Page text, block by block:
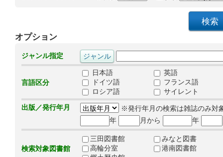
オプション
ジャンル指定
言語区分
日本語
英語
ドイツ語
フランス語
ロシア語
サイレント
出版／発行年月
※発行年月の検索は雑誌のみ対
年
月から 年
検索対象図書館
三田図書館
みなと図書
高輪分室
港南図書館